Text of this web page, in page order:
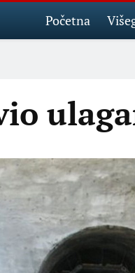
Početna